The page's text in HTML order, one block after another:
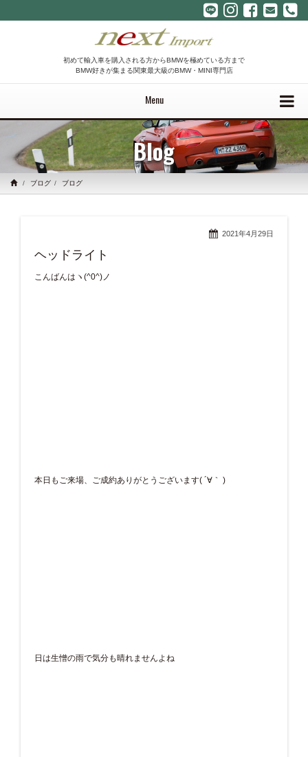
初めて輸入車を購入される方からBMWを極めている方まで
BMW好きが集まる関東最大級のBMW・MINI専門店
Menu
Blog
ブログ ブログ
2021年4月29日
ヘッドライト
こんばんはヽ(^0^)ノ
本日もご来場、ご成約ありがとうございます( ´∀｀ )
日は生憎の雨で気分も晴れませんよね